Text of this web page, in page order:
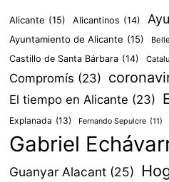
Alicante (15) Alicantinos (14)
Ayuntamiento de Alicante (15)
Castillo de Santa Bárbara (14)
Compromís (23)
El tiempo en Alicante (23)
Explanada (13) Fernando Sepulcre (11)
Gabriel
Guanyar Alacant (25)